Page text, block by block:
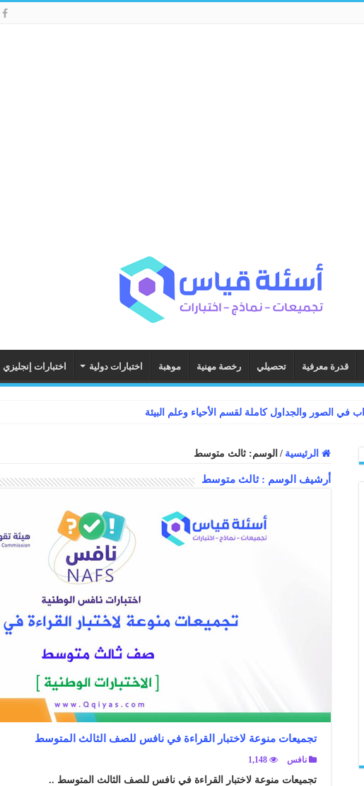
قدرة معرفية تحصيلي رخصة مهنية موهبة اختبارات دولية اختبارات إنجليزي
الرئيسية / الوسم: ثالث متوسط
أرشيف الوسم :ثالث متوسط
تجميعات منوعة لاختبار القراءة في نافس للصف الثالث المتوسط
نافس 1,148
تجميعات منوعة لاختبار القراءة في نافس للصف الثالث المتوسط ..